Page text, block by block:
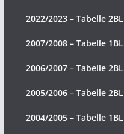
2022/2023 – Tabelle 2BL
2007/2008 – Tabelle 1BL
2006/2007 – Tabelle 2BL
2005/2006 – Tabelle 2BL
2004/2005 – Tabelle 1BL